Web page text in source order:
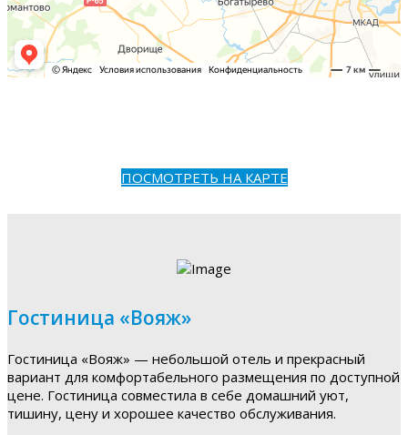
ПОСМОТРЕТЬ НА КАРТЕ
Гостиница «Вояж»
Гостиница «Вояж» — небольшой отель и прекрасный
вариант для комфортабельного размещения по доступной
цене. Гостиница совместила в себе домашний уют,
тишину, цену и хорошее качество обслуживания.